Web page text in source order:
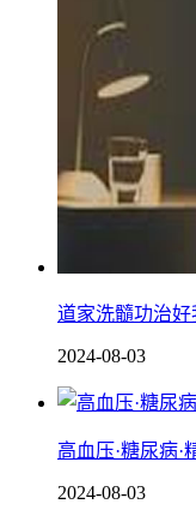
道家洗髓功治好
2024-08-03
高血压·糖尿病·
2024-08-03